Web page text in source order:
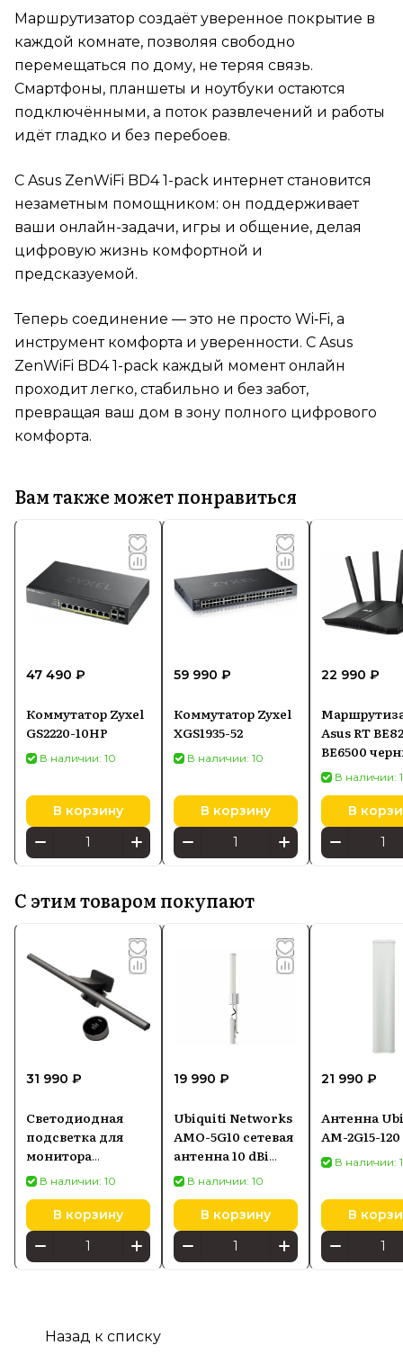
Маршрутизатор создаёт уверенное покрытие в
каждой комнате, позволяя свободно
перемещаться по дому, не теряя связь.
Смартфоны, планшеты и ноутбуки остаются
подключёнными, а поток развлечений и работы
идёт гладко и без перебоев.
С Asus ZenWiFi BD4 1-pack интернет становится
незаметным помощником: он поддерживает
ваши онлайн-задачи, игры и общение, делая
цифровую жизнь комфортной и
предсказуемой.
Теперь соединение — это не просто Wi‑Fi, а
инструмент комфорта и уверенности. С Asus
ZenWiFi BD4 1-pack каждый момент онлайн
проходит легко, стабильно и без забот,
превращая ваш дом в зону полного цифрового
комфорта.
Вам также может понравиться
47 490 ₽
Коммутатор Zyxel
GS2220-10HP
В наличии: 10
В корзину
59 990 ₽
Коммутатор Zyxel
XGS1935-52
В наличии: 10
В корзину
22 990 ₽
Asus RT
BE6500
В наличии:
В
С этим товаром покупают
31 990 ₽
Светодиодная
подсветка для
монитора
SCREENBAR HALO
2
В наличии: 10
В корзину
19 990 ₽
Ubiquiti Networks
AMO-5G10 сетевая
антенна 10 dBi
Секторная
антенна
В наличии: 10
В корзину
21 990 ₽
Антенна
AM-2G15-120
В наличии:
В
Назад к списку